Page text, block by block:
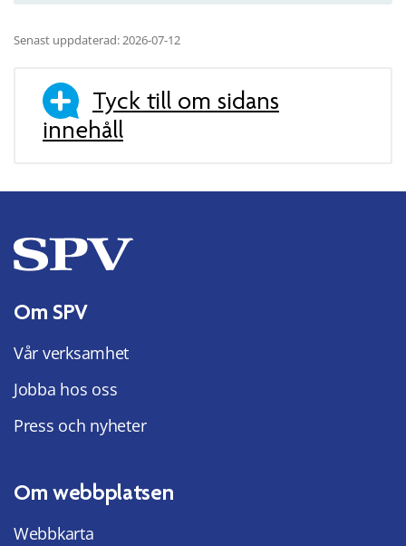
Senast uppdaterad: 2026-07-12
Tyck till om sidans
innehåll
Om SPV
Vår verksamhet
Jobba hos oss
Press och nyheter
Om webbplatsen
Webbkarta